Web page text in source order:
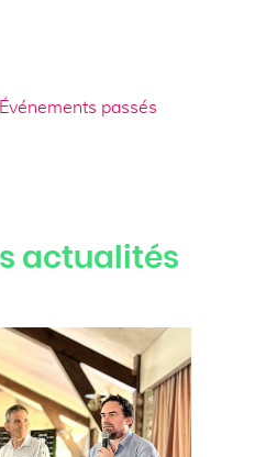
Événements passés
actualités